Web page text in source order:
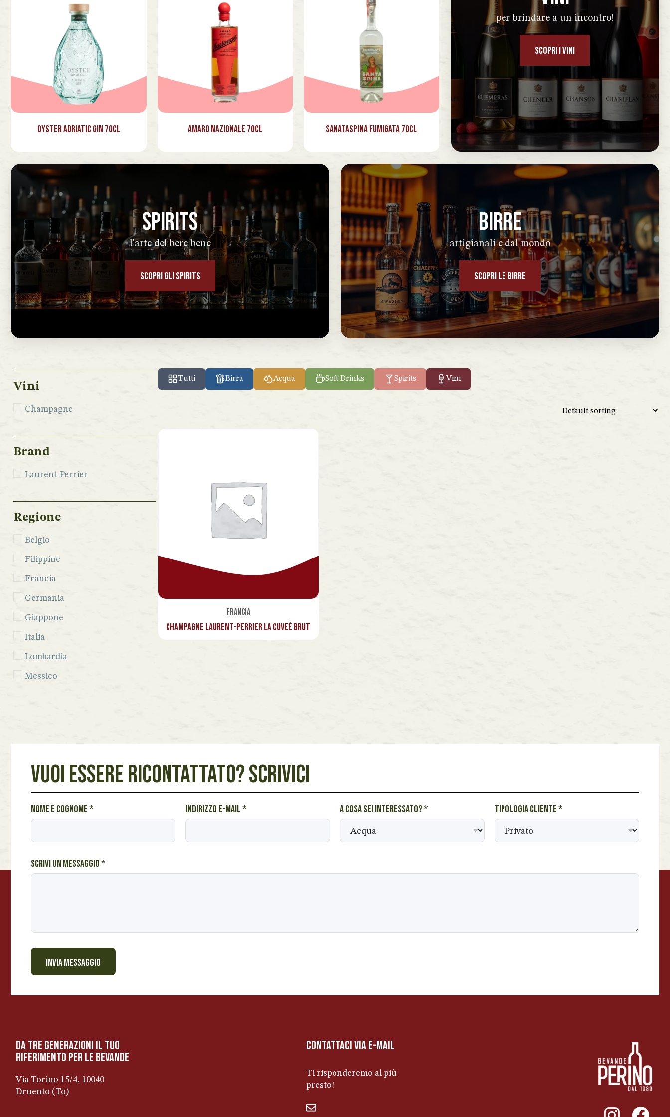
Oyster Adriatic Gin 70cl Amaro Nazionale 70cl Sanataspina Fumigata 70cl
per brindare a un incontro!
SCOPRI I VINI
SPIRITS
l'arte del bere bene
SCOPRI GLI SPIRITS
BIRRE
artigianali e dal mondo
SCOPRI LE BIRRE
Vini
Champagne
Brand
Laurent-Perrier
Regione
Belgio
Filippine
Francia
Germania
Giappone
Italia
Lombardia
Messico
Venezuela
Vietnam
Lazio
Tutti Birra Acqua Soft Drinks Spirits Vini
Francia
Champagne Laurent-Perrier La Cuveè Brut
VUOI ESSERE RICONTATTATO? SCRIVICI
Nome e cognome* Indirizzo e-mail* A cosa sei interessato?* Tipologia cliente*
Scrivi un messaggio*
INVIA MESSAGGIO
da tre generazioni il tuo
riferimento per le bevanDe
Via Torino 15/4, 10040
Druento (To)
contattaci via e-mail
Ti risponderemo al più
presto!
011ENTERPRISE.COM